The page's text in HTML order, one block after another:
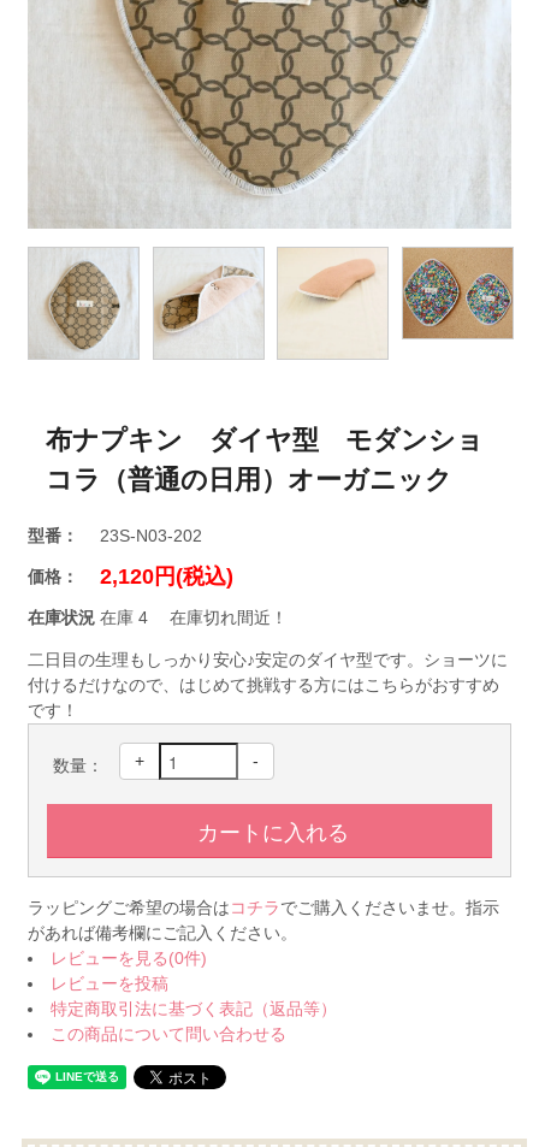
布ナプキン ダイヤ型 モダンショ
コラ（普通の日用）オーガニック
型番： 23S-N03-202
価格： 2,120円(税込)
在庫状況 在庫 4 在庫切れ間近！
二日目の生理もしっかり安心♪安定のダイヤ型です。ショーツに
付けるだけなので、はじめて挑戦する方にはこちらがおすすめ
です！
数量： + -
ラッピングご希望の場合はコチラでご購入くださいませ。指示
があれば備考欄にご記入ください。
レビューを見る(0件)
レビューを投稿
特定商取引法に基づく表記（返品等）
この商品について問い合わせる